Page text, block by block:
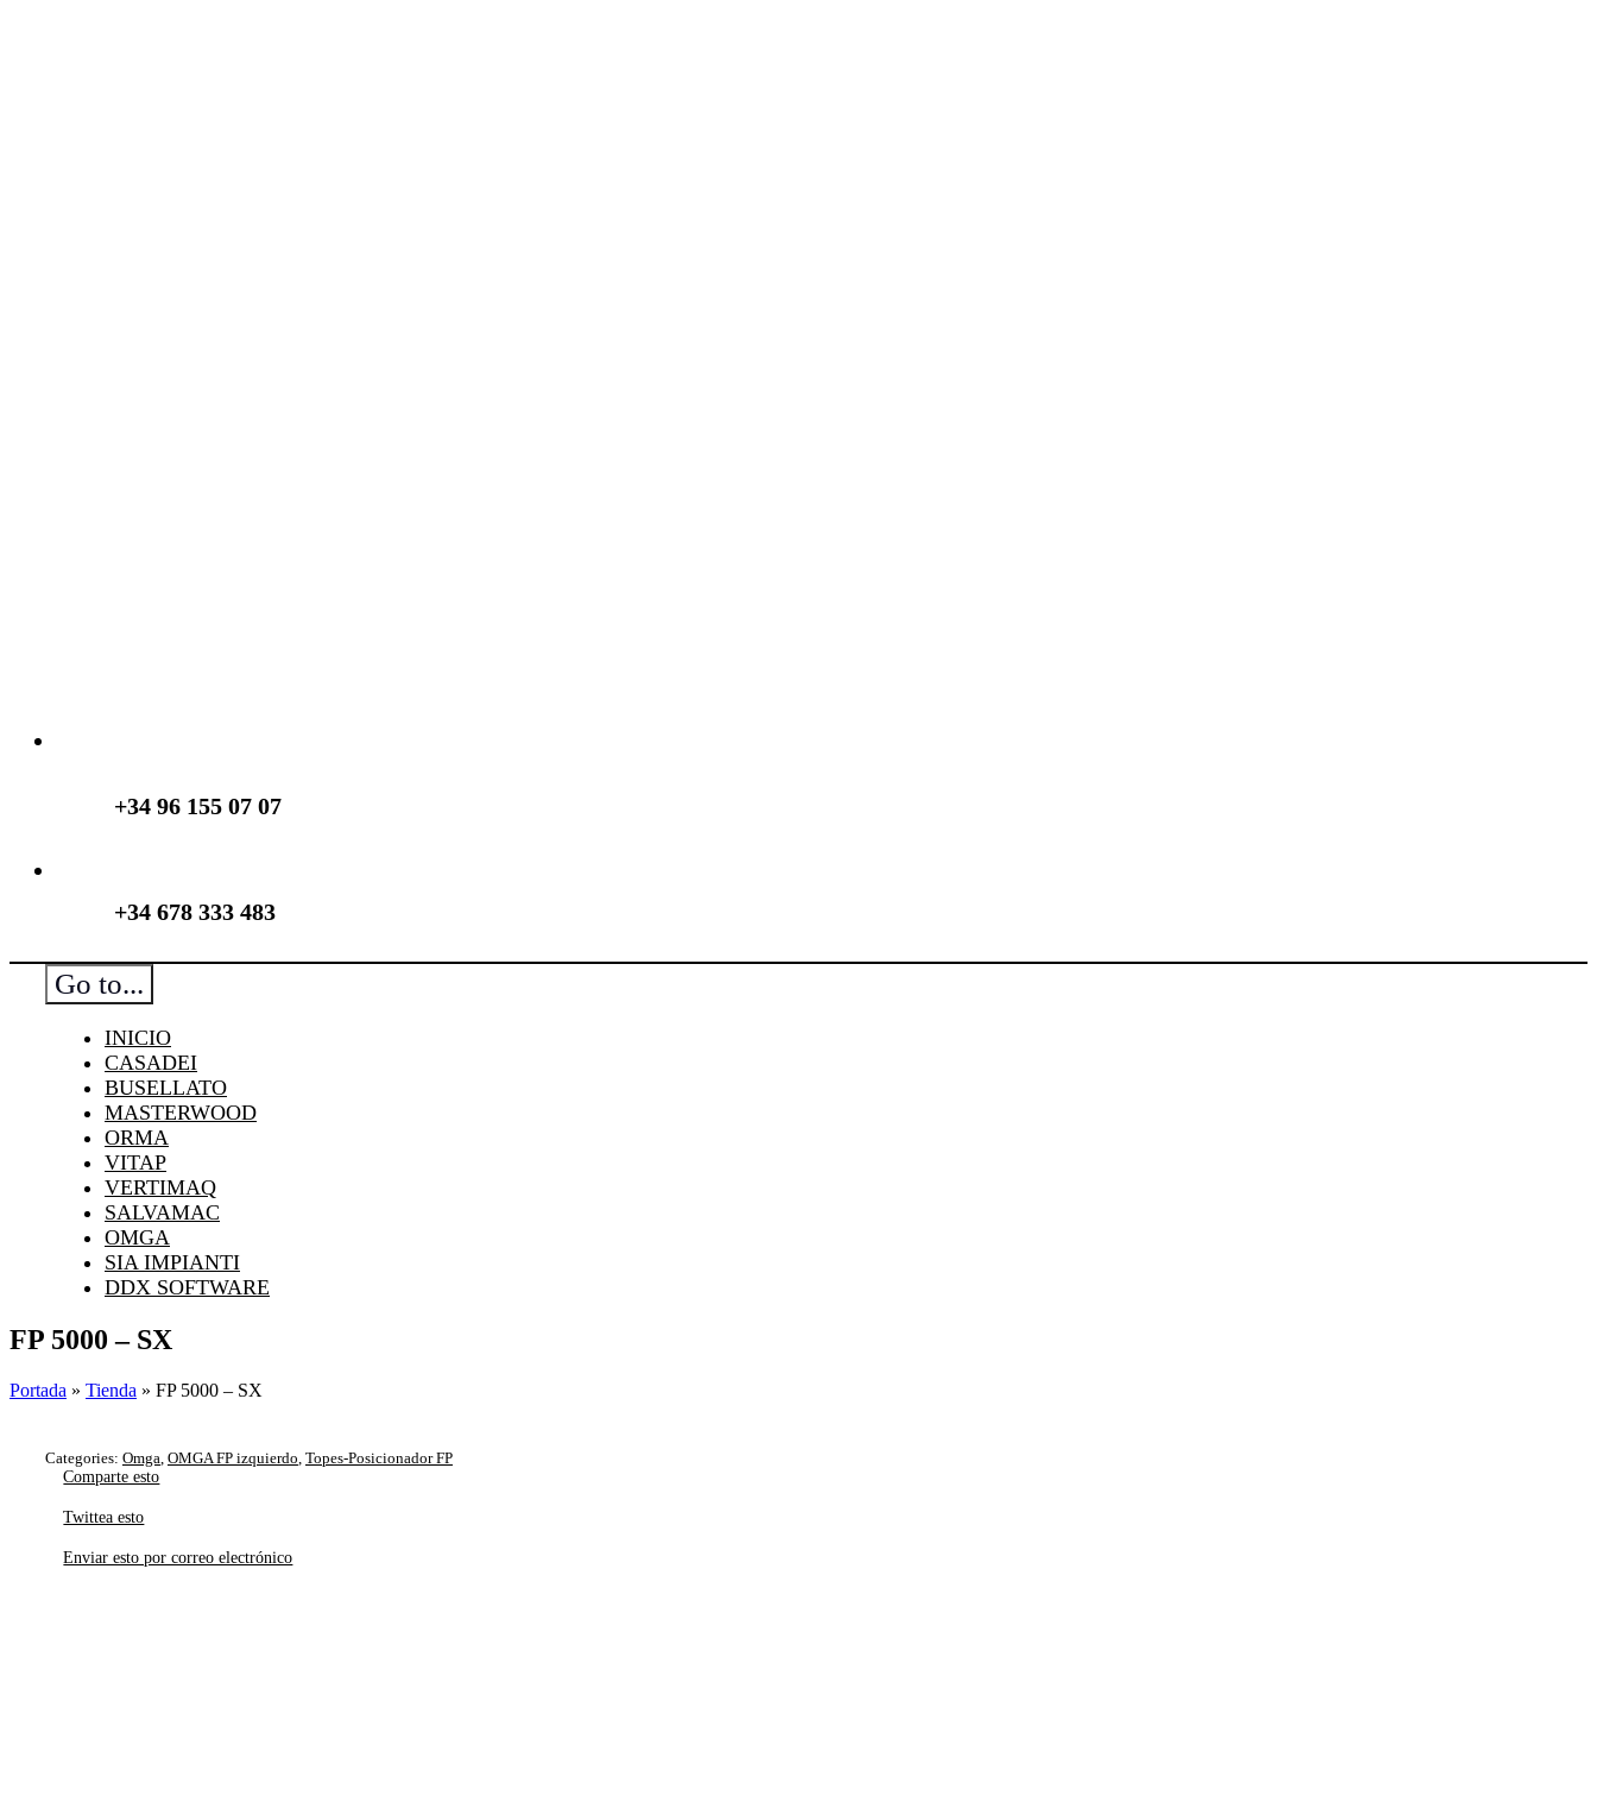
+34 96 155 07 07
+34 678 333 483
Go to...
INICIO
CASADEI
BUSELLATO
MASTERWOOD
ORMA
VITAP
VERTIMAQ
SALVAMAC
OMGA
SIA IMPIANTI
DDX SOFTWARE
FP 5000 – SX
Portada » Tienda » FP 5000 – SX
Categories: Omga OMGA FP izquierdo Topes-Posicionador FP
Comparte esto
Twittea esto
Enviar esto por correo electrónico